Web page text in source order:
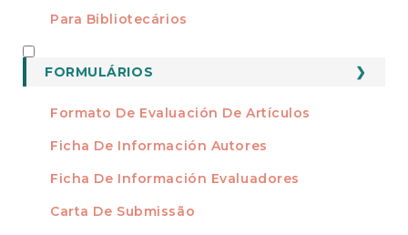
Para Bibliotecários
FORMULÁRIOS
Formato De Evaluación De Artículos
Ficha De Información Autores
Ficha De Información Evaluadores
Carta De Submissão